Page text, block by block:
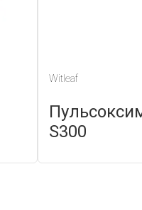
Witleaf
S300